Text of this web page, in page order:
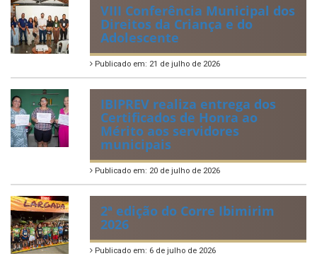
VIII Conferência Municipal dos
Direitos da Criança e do
Adolescente
Publicado em: 21 de julho de 2026
IBIPREV realiza entrega dos
Certificados de Honra ao
Mérito aos servidores
municipais
Publicado em: 20 de julho de 2026
2ª edição do Corre Ibimirim
2026
Publicado em: 6 de julho de 2026